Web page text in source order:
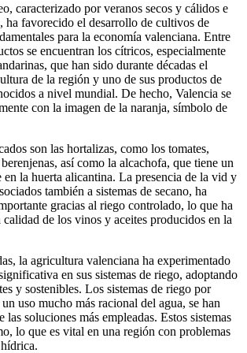
caracterizado por veranos secos y cálidos e
ha favorecido el desarrollo de cultivos de
para la economía valenciana. Entre
se encuentran los cítricos, especialmente
que han sido durante décadas el
de la región y uno de sus productos de
a nivel mundial. De hecho, Valencia se
con la imagen de la naranja, símbolo de
son las hortalizas, como los tomates,
así como la alcachofa, que tiene un
en la huerta alicantina. La presencia de la vid y
también a sistemas de secano, ha
gracias al riego controlado, lo que ha
de los vinos y aceites producidos en la
la agricultura valenciana ha experimentado
en sus sistemas de riego, adoptando
y sostenibles. Los sistemas de riego por
uso mucho más racional del agua, se han
las soluciones más empleadas. Estos sistemas
lo que es vital en una región con problemas